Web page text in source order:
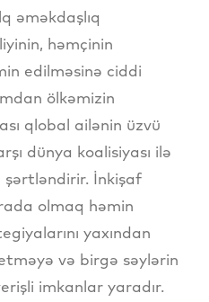
əməkdaşlıq
həmçinin
edilməsinə ciddi
ölkəmizin
qlobal ailənin üzvü
dünya koalisiyası ilə
şərtləndirir. İnkişaf
olmaq həmin
yaxından
və birgə səylərin
imkanlar yaradır.